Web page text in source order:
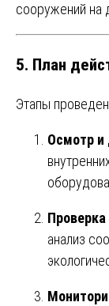
сооружений на
5. План
Этапы
Осмотр и
анализ